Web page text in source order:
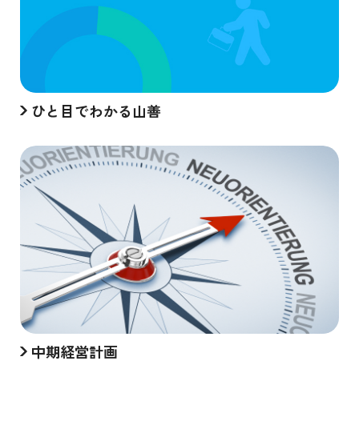
ひと目でわかる山善
中期経営計画